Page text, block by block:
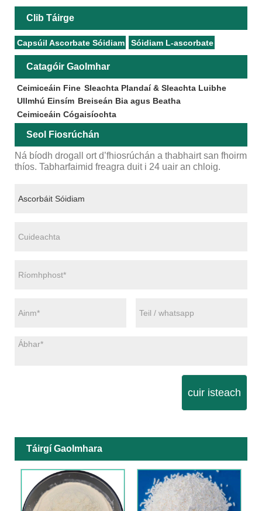
Clib Táirge
Capsúil Ascorbate Sóidiam Sóidiam L-ascorbate
Catagóir Gaolmhar
Ceimiceáin Fine Sleachta Plandaí & Sleachta Luibhe
Ullmhú Einsím Breiseán Bia agus Beatha
Ceimiceáin Cógaisíochta
Seol Fiosrúchán
Ná bíodh drogall ort d’fhiosrúchán a thabhairt san fhoirm
thíos. Tabharfaimid freagra duit i 24 uair an chloig.
cuir isteach
Táirgí Gaolmhara